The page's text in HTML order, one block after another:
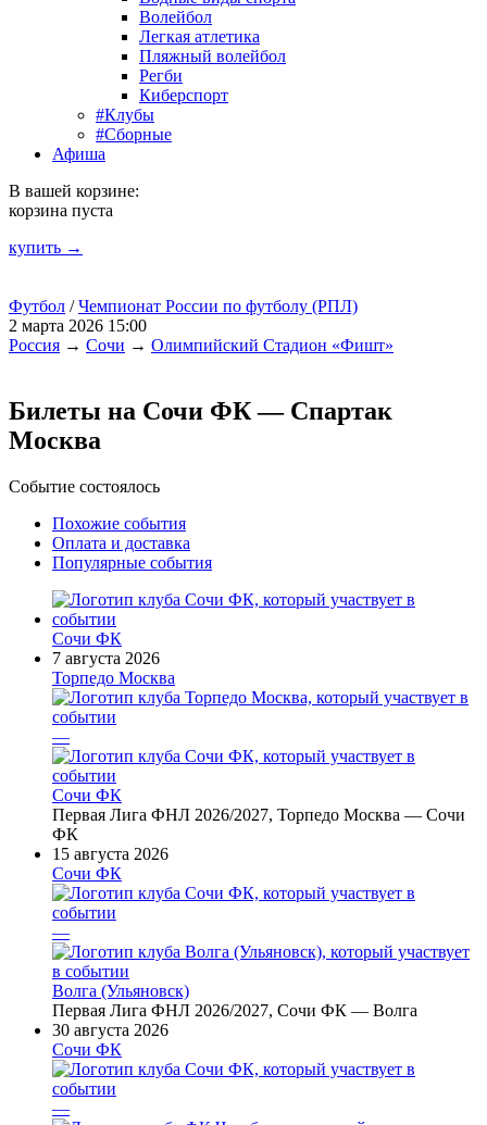
Волейбол
Легкая атлетика
Пляжный волейбол
Регби
Киберспорт
#Клубы
#Сборные
Афиша
В вашей корзине:
корзина пуста
купить →
Футбол /Чемпионат России по футболу (РПЛ)
2 марта 2026 15:00
Россия → Сочи → Олимпийский Стадион «Фишт»
Билеты на Сочи ФК — Спартак
Москва
Событие состоялось
Похожие события
Оплата и доставка
Популярные события
Сочи ФК
7 августа 2026
Торпедо Москва
—
Сочи ФК
Первая Лига ФНЛ 2026/2027, Торпедо Москва — Сочи
ФК
15 августа 2026
Сочи ФК
—
Волга (Ульяновск)
Первая Лига ФНЛ 2026/2027, Сочи ФК — Волга
30 августа 2026
Сочи ФК
—